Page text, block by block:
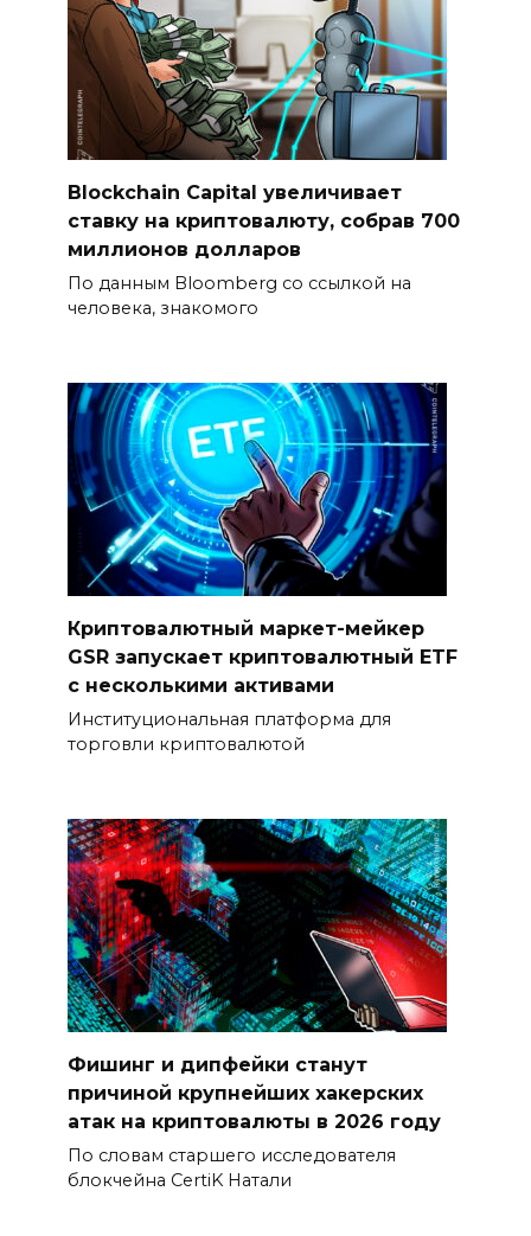
Blockchain Capital увеличивает
ставку на криптовалюту, собрав 700
миллионов долларов
По данным Bloomberg со ссылкой на
человека, знакомого
Криптовалютный маркет-мейкер
GSR запускает криптовалютный ETF
с несколькими активами
Институциональная платформа для
торговли криптовалютой
Фишинг и дипфейки станут
причиной крупнейших хакерских
атак на криптовалюты в 2026 году
По словам старшего исследователя
блокчейна CertiK Натали